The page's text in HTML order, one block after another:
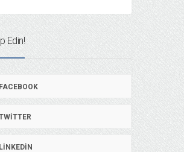
Edin!
FACEBOOK
LINKEDIN